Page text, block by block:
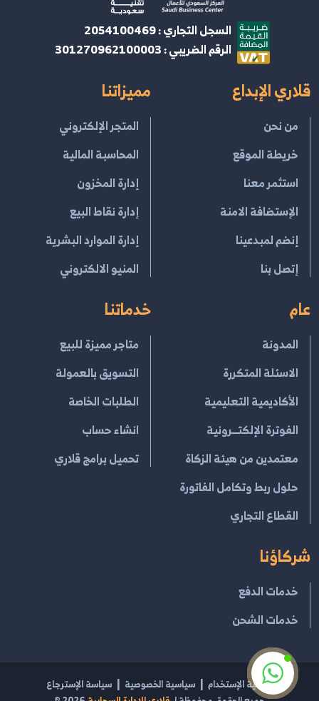
السجل التجاري : 2054100469
الرقم الضريبي : 301270962100003
قلاري الإبداع
من نحن
خريطة الموقع
استثمر معنا
الإستضافة الامنة
إنضم لمبدعينا
إتصل بنا
مميزاتنا
المتجر الإلكتروني
المحاسبة المالية
إدارة المخزون
إدارة نقاط البيع
إدارة الموارد البشرية
المنيو الالكتروني
عام
المدونة
الاسئلة المتكررة
الأكاديمية التعليمية
الفوترة الإلكتــرونية
معتمدين من هيئة الزكاة
حلول ربط وتكامل الفاتورة
القطاع التجاري
خدماتنا
متاجر مميزة للبيع
التسويق بالعمولة
الطلبات الخاصة
انشاء حساب
تحميل برامج قلاري
شركاؤنا
خدمات الدفع
خدمات الشحن
إتفاقية الإستخدام سياسية الخصوصية
سياسة الإسترجاع